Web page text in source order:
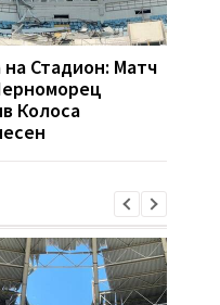
на Стадион: Матч
Колоса